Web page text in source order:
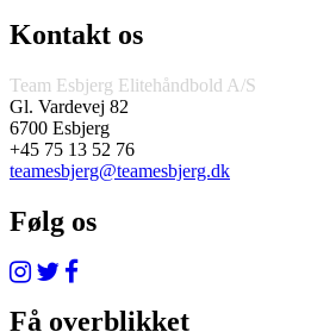
Kontakt os
Team Esbjerg Elitehåndbold A/S
Gl. Vardevej 82
6700 Esbjerg
+45 75 13 52 76
teamesbjerg@teamesbjerg.dk
Følg os
Få overblikket